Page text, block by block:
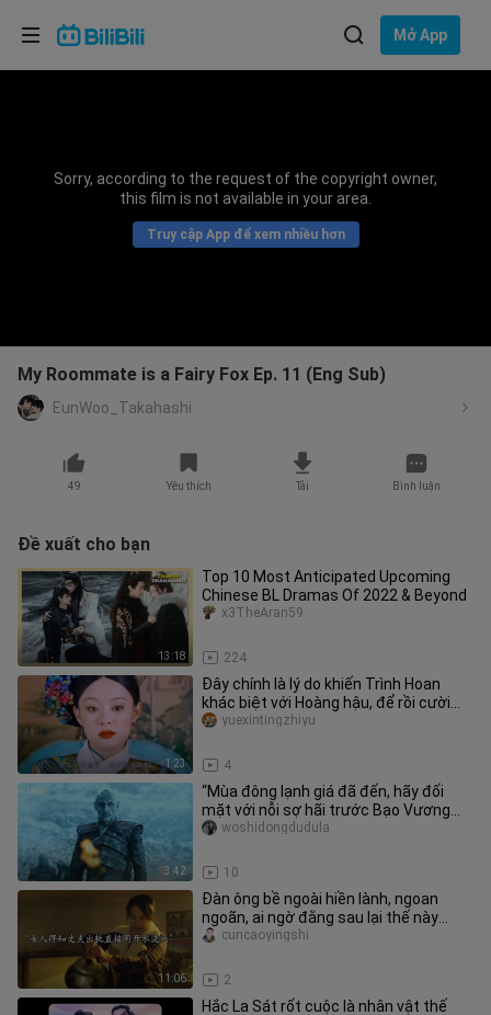
Mở App
Sorry, according to the request of the copyright owner,
this film is not available in your area.
Truy cập App để xem nhiều hơn
My Roommate is a Fairy Fox Ep. 11 (Eng Sub)
EunWoo_Takahashi
49 Yêu thích Tải Bình luận
Đề xuất cho bạn
13:18
Top 10 Most Anticipated Upcoming
Chinese BL Dramas Of 2022 & Beyond
224
x3TheAran59
1:23
Đây chính là lý do khiến Trình Hoan
khác biệt với Hoàng hậu, để rồi cười
đến cuối cùng
4
yuexintingzhiyu
3:42
“Mùa đông lạnh giá đã đến, hãy đối
mặt với nỗi sợ hãi trước Bạo Vương
Đêm!”
10
woshidongdudula
11:06
Đàn ông bề ngoài hiền lành, ngoan
ngoãn, ai ngờ đằng sau lại thế này
#Thần tiên kéo tay
2
cuncaoyingshi
Hắc La Sát rốt cuộc là nhân vật thế
Lựa chọn ngôn ngữ
Bahasa Indonesia